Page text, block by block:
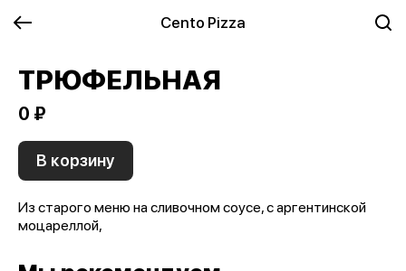
Cento Pizza
ТРЮФЕЛЬНАЯ
0 ₽
В корзину
Из старого меню на сливочном соусе, с аргентинской
моцареллой,